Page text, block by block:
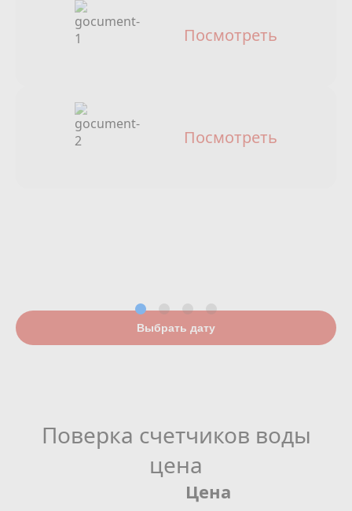
Официальный партнёр mos.ru
Посмотреть
Посмотреть
Выбрать дату
Поверка счетчиков воды
цена
Цена